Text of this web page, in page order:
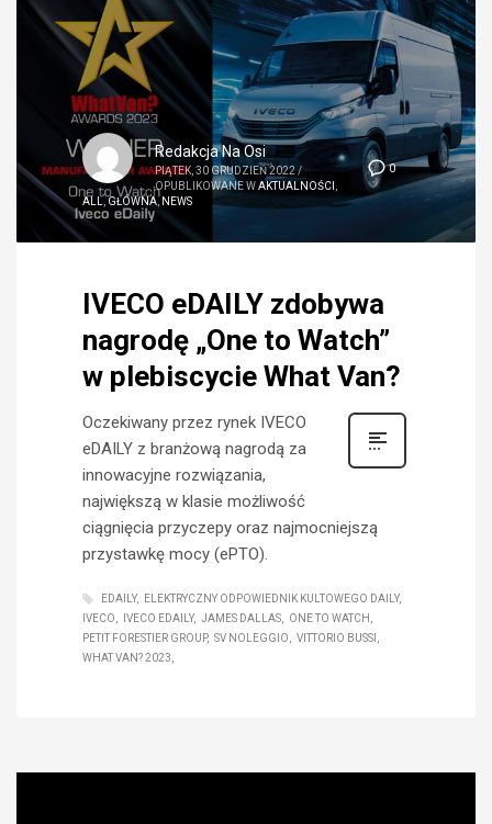
0
Redakcja Na Osi
PIĄTEK, 30 GRUDZIEŃ 2022/
OPUBLIKOWANE WAKTUALNOŚCI
ALL ,GŁÓWNA, NEWS
IVECO eDAILY zdobywa
nagrodę „One to Watch”
w plebiscycie What Van?
Oczekiwany przez rynek IVECO
eDAILY z branżową nagrodą za
innowacyjne rozwiązania,
największą w klasie możliwość
ciągnięcia przyczepy oraz najmocniejszą
przystawkę mocy (ePTO).
EDAILY
ELEKTRYCZNY ODPOWIEDNIK KULTOWEGO DAILY
IVECO
IVECO EDAILY JAMES DALLAS
ONE TO WATCH
PETIT FORESTIER GROUP
SV NOLEGGIO
VITTORIO BUSSI
WHAT VAN? 2023